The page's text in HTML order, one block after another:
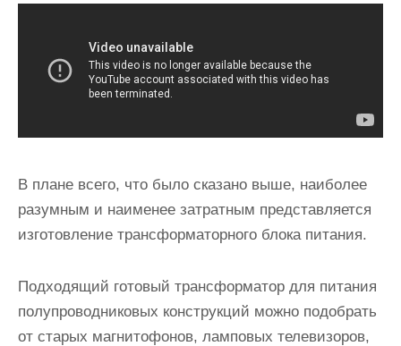
В плане всего, что было сказано выше, наиболее
разумным и наименее затратным представляется
изготовление трансформаторного блока питания.
Подходящий готовый трансформатор для питания
полупроводниковых конструкций можно подобрать
от старых магнитофонов, ламповых телевизоров,